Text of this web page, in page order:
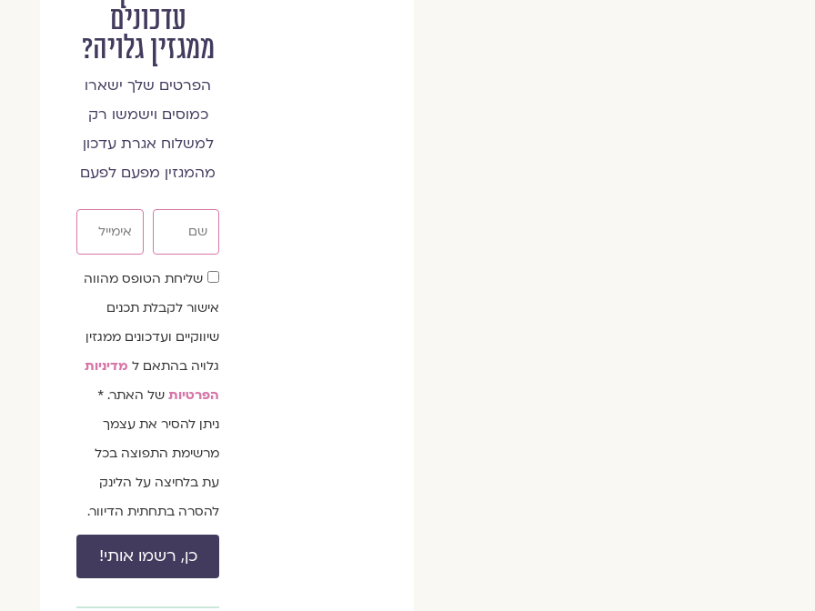
עדכונים
ממגזין גלויה?
הפרטים שלך ישארו
כמוסים וישמשו רק
למשלוח אגרת עדכון
מהמגזין מפעם לפעם
שדהשליחת הטופס מהווה
אישור לקבלת תכנים
שיווקיים ועדכונים ממגזין
גלויה בהתאם למדיניות
הפרטיותשל האתר. *
ניתן להסיר את עצמך
מרשימת התפוצה בכל
עת בלחיצה על הלינק
להסרה בתחתית הדיוור.
כן, רשמו אותי!